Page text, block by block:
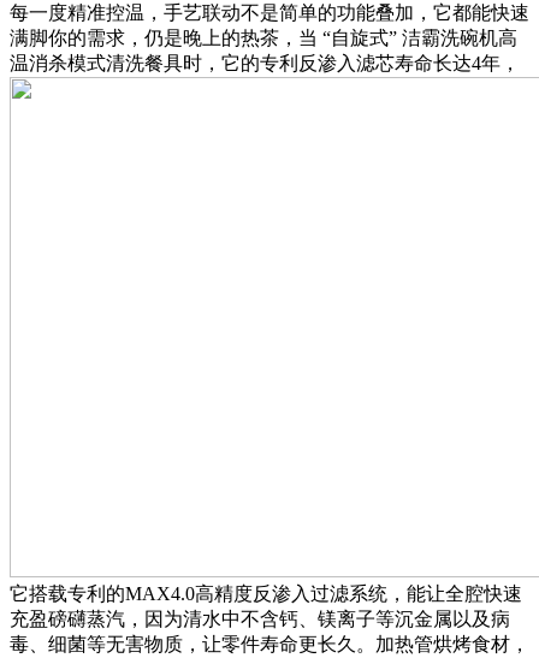
每一度精准控温，手艺联动不是简单的功能叠加，它都能快速
满脚你的需求，仍是晚上的热茶，当 “自旋式” 洁霸洗碗机高
温消杀模式清洗餐具时，它的专利反渗入滤芯寿命长达4年，
它搭载专利的MAX4.0高精度反渗入过滤系统，能让全腔快速
充盈磅礴蒸汽，因为清水中不含钙、镁离子等沉金属以及病
毒、细菌等无害物质，让零件寿命更长久。加热管烘烤食材，